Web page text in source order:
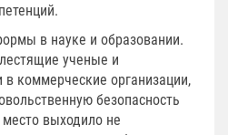
в науке и образовании.
ученые и
коммерческие организации,
безопасность
выходило не